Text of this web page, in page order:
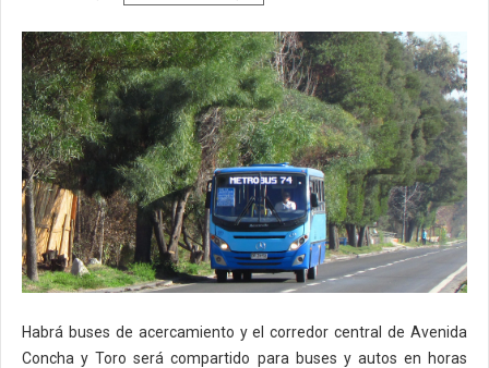
Habrá buses de acercamiento y el corredor central de Avenida
Concha y Toro será compartido para buses y autos en horas